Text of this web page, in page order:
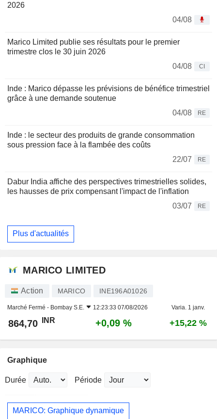
2026
04/08
Marico Limited publie ses résultats pour le premier
trimestre clos le 30 juin 2026
04/08
CI
Inde : Marico dépasse les prévisions de bénéfice trimestriel
grâce à une demande soutenue
04/08
RE
Inde : le secteur des produits de grande consommation
sous pression face à la flambée des coûts
22/07
RE
Dabur India affiche des perspectives trimestrielles solides,
les hausses de prix compensant l'impact de l'inflation
03/07
RE
Plus d'actualités
MARICO LIMITED
Action MARICO INE196A01026
Marché Fermé - Bombay S.E. 12:23:33 07/08/2026 Varia. 1 janv.
864,70 INR +0,09 % +15,22 %
Graphique
Durée Période
MARICO: Graphique dynamique